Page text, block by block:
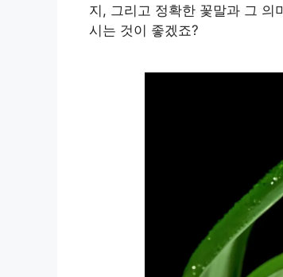
지, 그리고 정확한 꽃말과 그 의
시는 것이 좋겠죠?